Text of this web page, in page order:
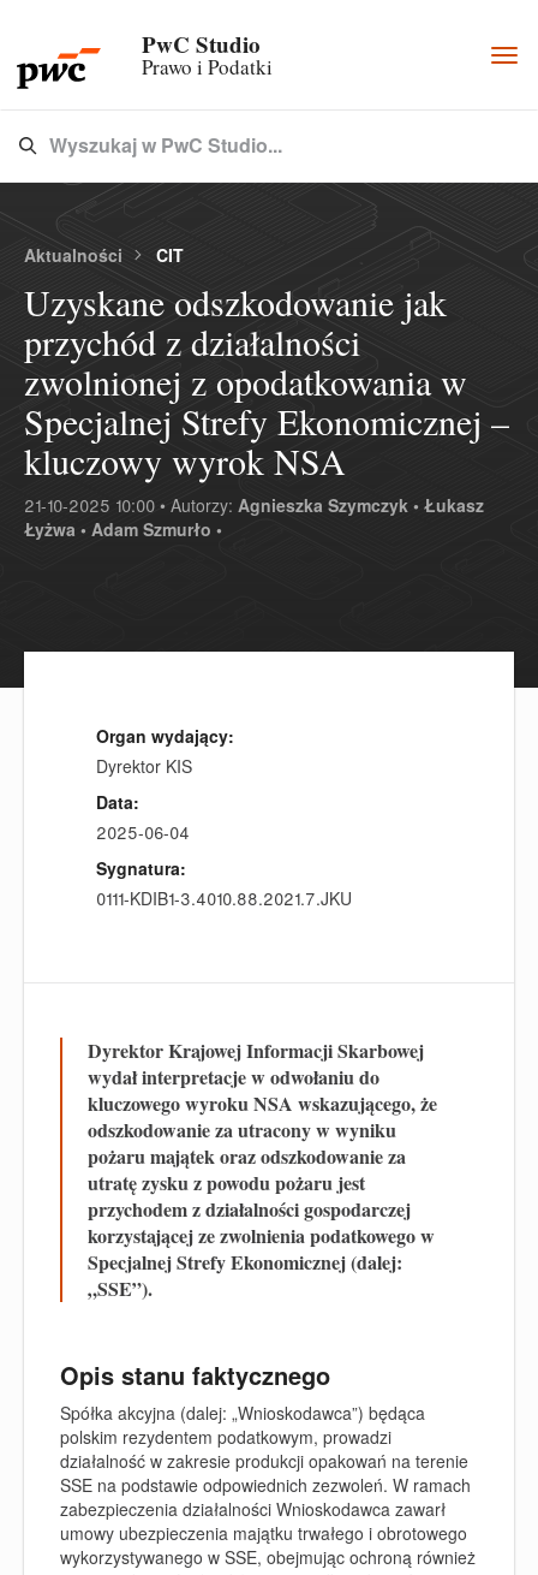
PwC Studio
Prawo i Podatki
Type 3 or more characters for results.
Wyszukaj w PwC Studio...
Aktualności CIT
Uzyskane odszkodowanie jak
przychód z działalności
zwolnionej z opodatkowania w
Specjalnej Strefy Ekonomicznej –
kluczowy wyrok NSA
21-10-2025 10:00 • Autorzy: Agnieszka Szymczyk • Łukasz
Łyżwa • Adam Szmurło •
Organ wydający:
Dyrektor KIS
Data:
2025-06-04
Sygnatura:
0111-KDIB1-3.4010.88.2021.7.JKU
Dyrektor Krajowej Informacji Skarbowej
wydał interpretacje w odwołaniu do
kluczowego wyroku NSA wskazującego, że
odszkodowanie za utracony w wyniku
pożaru majątek oraz odszkodowanie za
utratę zysku z powodu pożaru jest
przychodem z działalności gospodarczej
korzystającej ze zwolnienia podatkowego w
Specjalnej Strefy Ekonomicznej (dalej:
„SSE”).
Opis stanu faktycznego
Spółka akcyjna (dalej: „Wnioskodawca”) będąca
polskim rezydentem podatkowym, prowadzi
działalność w zakresie produkcji opakowań na terenie
SSE na podstawie odpowiednich zezwoleń. W ramach
zabezpieczenia działalności Wnioskodawca zawarł
umowy ubezpieczenia majątku trwałego i obrotowego
wykorzystywanego w SSE, obejmując ochroną również